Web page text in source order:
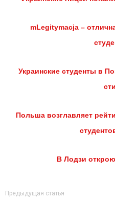
mLegitymacja –
Украинские студенты в
Польша возглавляет
В Лодзи
Предыдущая статья